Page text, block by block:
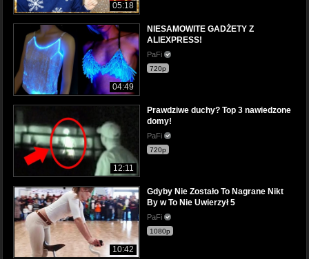
05:18
04:49
NIESAMOWITE GADŻETY Z
ALIEXPRESS!
PaFi
720p
12:11
Prawdziwe duchy? Top 3 nawiedzone
domy!
PaFi
720p
10:42
Gdyby Nie Zostało To Nagrane Nikt
By w To Nie Uwierzył 5
PaFi
1080p